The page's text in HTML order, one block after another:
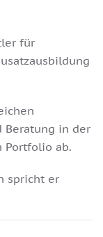
für
Beratung in der
Portfolio ab.
spricht er